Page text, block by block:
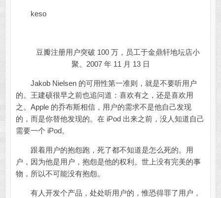
keso
豆瓣注册用户突破 100 万，员工于金鼎轩地坛店小
聚。2007 年 11 月 13 日
Jakob Nielsen 的可用性第一准则，就是不要听用户
的。王建硕很早之前也追问道：喜欢有之，还是喜欢用
之。Apple 的乔布斯相信，用户的需求不是他自己发现
的，而是你替他发现的。在 iPod 出来之前，没人知道自己
需要一个 iPod。
跟着用户的抱怨跑，死了都不知道是怎么死的。用
户，因为他是用户，抱怨是他的权利。世上没有完美的事
物，所以不可能没有抱怨。
有人开发个产品，处处听用户的，惟恐得罪了用户，